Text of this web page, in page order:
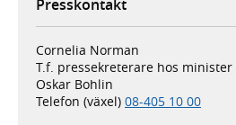
Presskontakt
Cornelia Norman
T.f. pressekreterare hos
Oskar Bohlin
Telefon (växel) 08-405 10 00